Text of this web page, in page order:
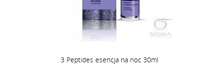
3 Peptides esencja na noc 30ml